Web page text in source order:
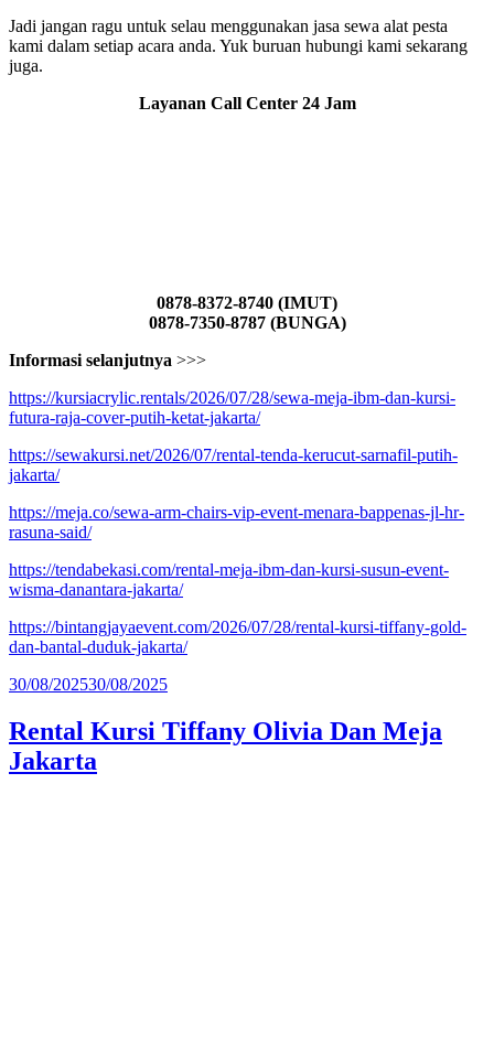
Jadi jangan ragu untuk selau menggunakan jasa sewa alat pesta
kami dalam setiap acara anda. Yuk buruan hubungi kami sekarang
juga.
Layanan Call Center 24 Jam
0878-8372-8740 (IMUT)
0878-7350-8787 (BUNGA)
Informasi selanjutnya >>>
https://kursiacrylic.rentals/2026/07/28/sewa-meja-ibm-dan-kursi-
futura-raja-cover-putih-ketat-jakarta/
https://sewakursi.net/2026/07/rental-tenda-kerucut-sarnafil-putih-
jakarta/
https://meja.co/sewa-arm-chairs-vip-event-menara-bappenas-jl-hr-
rasuna-said/
https://tendabekasi.com/rental-meja-ibm-dan-kursi-susun-event-
wisma-danantara-jakarta/
https://bintangjayaevent.com/2026/07/28/rental-kursi-tiffany-gold-
dan-bantal-duduk-jakarta/
Diposkan
30/08/202530/08/2025
Rental Kursi Tiffany Olivia Dan Meja
Jakarta